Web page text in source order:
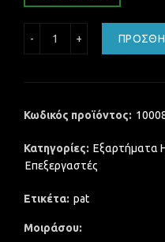
Κωδικός προϊόντος:
Κατηγορίες: Εξαρτήματα
Επεξεργαστές
Ετικέτα: pat
Μοιράσου